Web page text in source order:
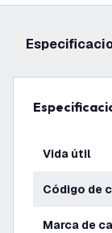
Vida útil
Código de
Marca de